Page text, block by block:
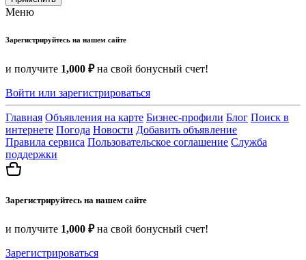
Меню
Зарегистрируйтесь на нашем сайте
и получите 1,000 ₽на свой бонусный счет!
Войти или зарегистрироваться
Главная Объявления на карте Бизнес-профили Блог Поиск в
интернете Погода Новости Добавить объявление
Правила сервиса Пользовательское соглашение Служба
поддержки
Зарегистрируйтесь на нашем сайте
и получите 1,000 ₽на свой бонусный счет!
Зарегистрироваться